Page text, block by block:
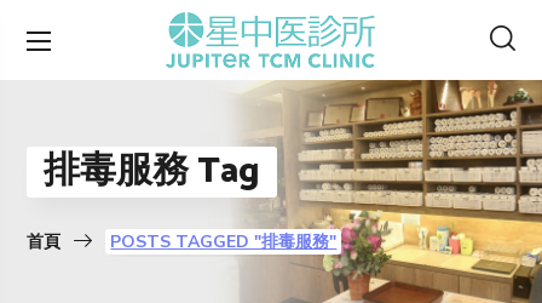
排毒服務 Tag
首頁 POSTS TAGGED "排毒服務"